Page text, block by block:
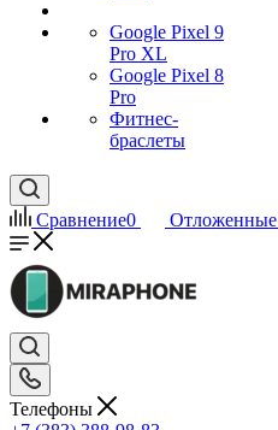
Google Pixel 9
Pro XL
Google Pixel 8
Pro
Фитнес-
браслеты
Сравнение0 Отложенные
Телефоны